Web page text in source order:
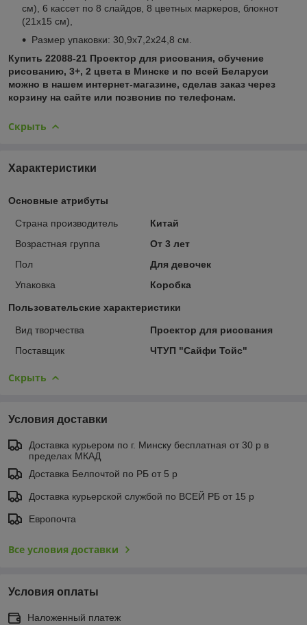
см), 6 кассет по 8 слайдов, 8 цветных маркеров, блокнот
(21х15 см),
Размер упаковки: 30,9х7,2х24,8 см.
Купить 22088-21 Проектор для рисования, обучение
рисованию, 3+, 2 цвета в Минске и по всей Беларуси
можно в нашем интернет-магазине, сделав заказ через
корзину на сайте или позвонив по телефонам.
Скрыть
Характеристики
Основные атрибуты
Страна производитель
Китай
Возрастная группа
От 3 лет
Пол
Для девочек
Упаковка
Коробка
Пользовательские характеристики
Вид творчества
Проектор для рисования
Поставщик
ЧТУП "Сайфи Тойс"
Скрыть
Условия доставки
Доставка курьером по г. Минску бесплатная от 30 р в
пределах МКАД
Доставка Белпочтой по РБ от 5 р
Доставка курьерской службой по ВСЕЙ РБ от 15 р
Европочта
Все условия доставки
Условия оплаты
Наложенный платеж